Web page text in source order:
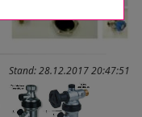
Stand: 28.12.2017 20:47:51